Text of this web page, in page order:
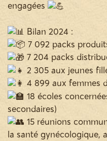
engagées
Bilan 2024 :
7 092 packs
7 204 packs
2 305 aux jeunes
4 899 aux femmes
18 écoles
secondaires)
15 réunions
la santé gynécologique,